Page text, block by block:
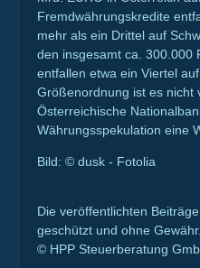
Fremdwährungskredite
mehr als ein Drittel auf
den insgesamt ca. 300.000
entfallen etwa ein Viertel
Größenordnung ist es nicht
Österreichische
Währungsspekulation eine
Bild: © dusk - Fotolia
Die veröffentlichten
geschützt und ohne Gewähr.
© HPP Steuerberatung